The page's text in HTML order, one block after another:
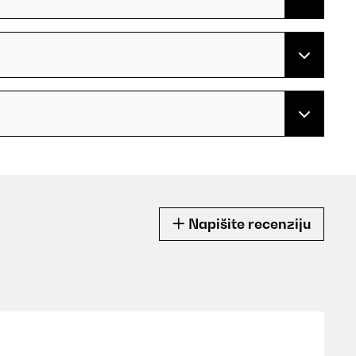
Napišite recenziju